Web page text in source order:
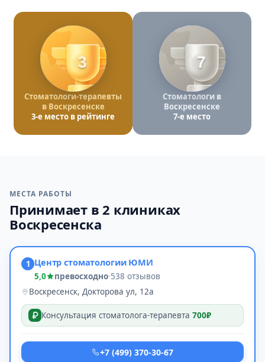
3
Стоматологи-терапевты
в Воскресенске
3-е место в рейтинге
7
Стоматологи в
Воскресенске
7-е место
МЕСТА РАБОТЫ
Принимает в 2 клиниках
Воскресенска
1 Центр стоматологии ЮМИ
5,0 превосходно·538 отзывов
Воскресенск, Докторова ул, 12а
Консультация стоматолога-терапевта 700₽
+7 (499) 370-30-67